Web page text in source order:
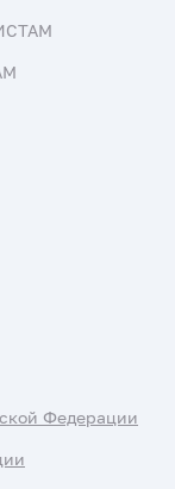
Федерации